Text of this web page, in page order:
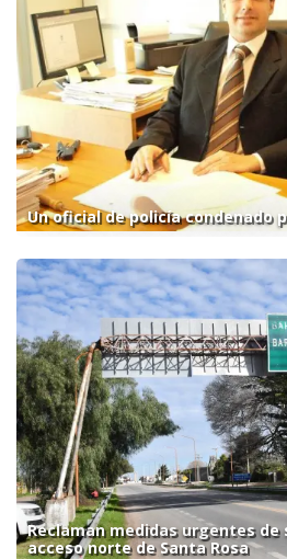
Un oficial de policía condenado
Reclaman medidas urgentes de
acceso norte de Santa Rosa